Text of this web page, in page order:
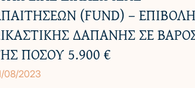
Π.
ΣΧΕΤΙΚΆ ΜΕ
(FUND) – ΕΠΙΒΟΛΗ
ΔΑΠΑΝΗΣ ΣΕ
ΠΟΣΟΥ 5.900 €
08/2023